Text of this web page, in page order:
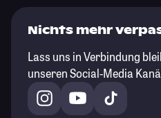
Nichts mehr
Lass uns in Verbindung
unseren Social-Media